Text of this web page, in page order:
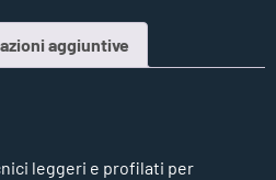
aggiuntive
leggeri e profilati per